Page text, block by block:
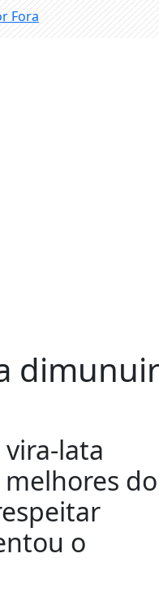
dimunuir
lata
do
o